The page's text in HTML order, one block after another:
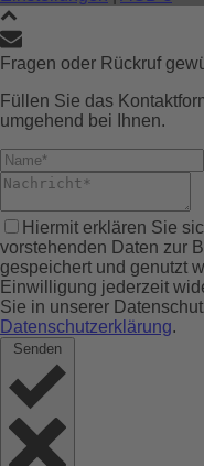
Fragen oder Rückruf
Füllen Sie das
umgehend bei Ihnen.
Hiermit erklären Sie
vorstehenden Daten zur
gespeichert und genutzt
Einwilligung jederzeit
Sie in unserer
Datenschutzerklärung.
Senden